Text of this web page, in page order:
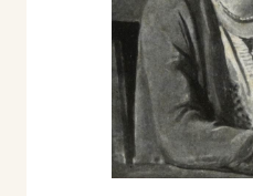
virtù di accordi
attraverso il tono
Un pittore di solido
poteva fermarsi a
un suo palpito diretto e
il 1919 e il 1927, egli a